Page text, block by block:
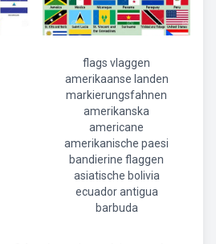
flags vlaggen
amerikaanse landen
markierungsfahnen
amerikanska
americane
amerikanische paesi
bandierine flaggen
asiatische bolivia
ecuador antigua
barbuda